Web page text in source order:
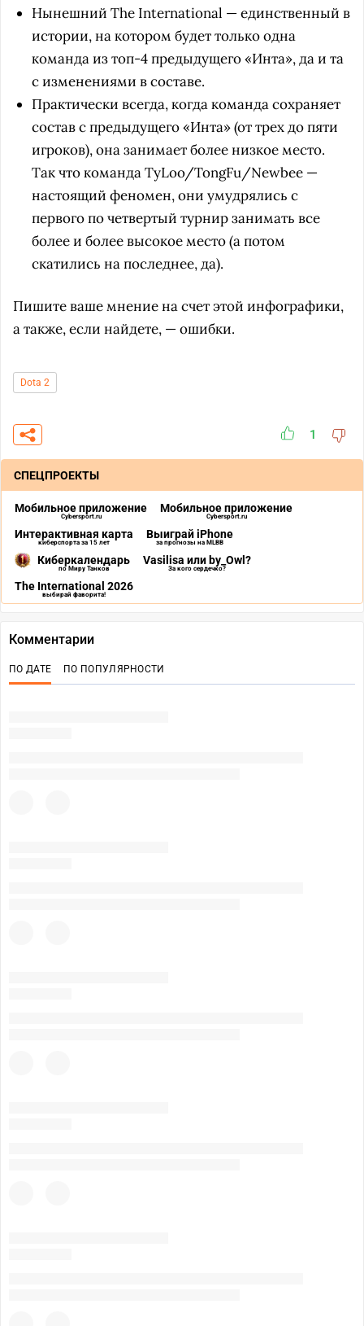
Нынешний The International — единственный в
истории, на котором будет только одна
команда из топ-4 предыдущего «Инта», да и та
с изменениями в составе.
Практически всегда, когда команда сохраняет
состав с предыдущего «Инта» (от трех до пяти
игроков), она занимает более низкое место.
Так что команда TyLoo/TongFu/Newbee —
настоящий феномен, они умудрялись с
первого по четвертый турнир занимать все
более и более высокое место (а потом
скатились на последнее, да).
Пишите ваше мнение на счет этой инфографики,
а также, если найдете, — ошибки.
Dota 2
1
СПЕЦПРОЕКТЫ
Мобильное приложение
Cybersport.ru
Мобильное приложение
Cybersport.ru
Интерактивная карта
киберспорта за 15 лет
Выиграй iPhone
за прогнозы на MLBB
Киберкалендарь
по Миру Танков
Vasilisa или by_Owl?
За кого сердечко?
The International 2026
выбирай фаворита!
Комментарии
ПО ДАТЕ ПО ПОПУЛЯРНОСТИ